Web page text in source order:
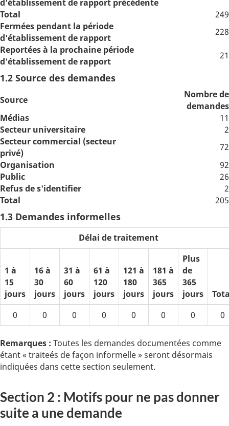
d'établissement de rapport précédente
Total
249
Fermées pendant la période
d'établissement de rapport
228
Reportées à la prochaine période
d'établissement de rapport
21
1.2 Source des demandes
Source
Nombre de
demandes
Médias
11
Secteur universitaire
2
Secteur commercial (secteur
privé)
72
Organisation
92
Public
26
Refus de s'identifier
2
Total
205
1.3 Demandes informelles
Délai de traitement
1 à
15
jours
16 à
30
jours
31 à
60
jours
61 à
120
jours
121 à
180
jours
181 à
365
jours
Plus
de
365
jours
0
0 0 0 0 0 0 0
Remarques : Toutes les demandes documentées comme
étant « traiteés de façon informelle » seront désormais
indiquées dans cette section seulement.
Section 2 : Motifs pour ne pas donner
suite a une demande